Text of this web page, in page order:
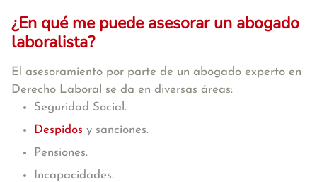
¿En qué me puede asesorar un abogado
laboralista?
El asesoramiento por parte de un abogado experto en
Derecho Laboral se da en diversas áreas:
Seguridad Social.
Despidos y sanciones.
Pensiones.
Incapacidades.